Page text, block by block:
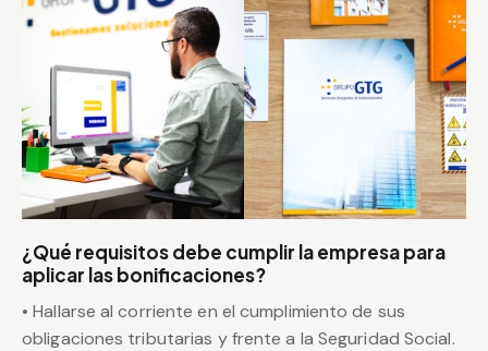
¿Qué requisitos debe cumplir la empresa para
aplicar las bonificaciones?
• Hallarse al corriente en el cumplimiento de sus
obligaciones tributarias y frente a la Seguridad Social.